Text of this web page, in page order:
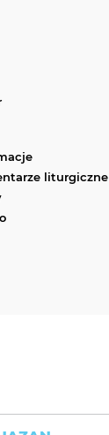
liturgiczne